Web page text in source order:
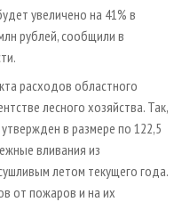
увеличено на 41% в
рублей, сообщили в
расходов областного
лесного хозяйства. Так,
в размере по 122,5
вливания из
летом текущего года.
от пожаров и на их